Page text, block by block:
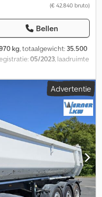
(€ 42.840 bruto)
Bellen
kg, totaalgewicht: 35.500
05/2023 , laadruimte
inhoud:54 m³,
, Uitrusting:ABS,
EBS (elektronisch
kg Luchtvering met hef- en
700 mm neerklapbaar BPW-
Hef- en daalmechanisme
N Ads Ag Isa Alcoa
Advertentie